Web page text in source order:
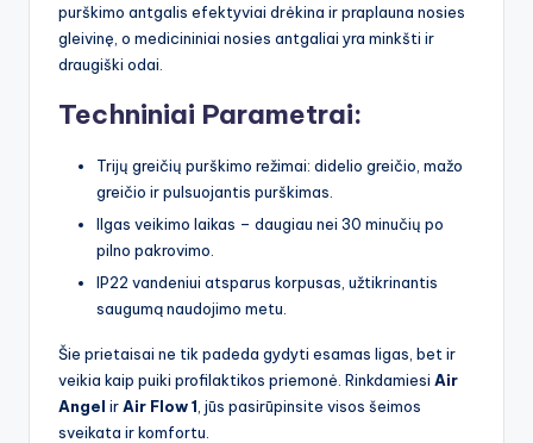
purškimo antgalis efektyviai drėkina ir praplauna nosies
gleivinę, o medicininiai nosies antgaliai yra minkšti ir
draugiški odai.
Techniniai Parametrai:
Trijų greičių purškimo režimai: didelio greičio, mažo
greičio ir pulsuojantis purškimas.
Ilgas veikimo laikas – daugiau nei 30 minučių po
pilno pakrovimo.
IP22 vandeniui atsparus korpusas, užtikrinantis
saugumą naudojimo metu.
Šie prietaisai ne tik padeda gydyti esamas ligas, bet ir
veikia kaip puiki profilaktikos priemonė. Rinkdamiesi Air
Angel irAir Flow 1 , jūs pasirūpinsite visos šeimos
sveikata ir komfortu.